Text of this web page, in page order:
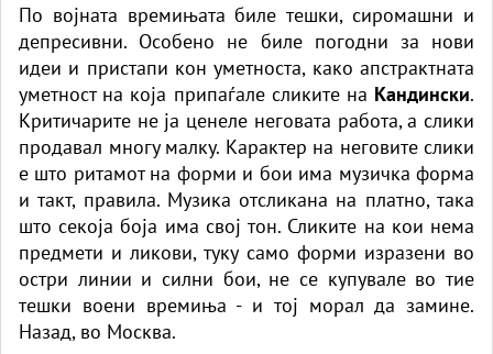
По војната времињата биле тешки, сиромашни и
депресивни. Особено не биле погодни за нови
идеи и пристапи кон уметноста, како апстрактната
уметност на која припаѓале сликите на Кандински.
Критичарите не ја ценеле неговата работа, а слики
продавал многу малку. Карактер на неговите слики
е што ритамот на форми и бои има музичка форма
и такт, правила. Музика отсликана на платно, така
што секоја боја има свој тон. Сликите на кои нема
предмети и ликови, туку само форми изразени во
остри линии и силни бои, не се купувале во тие
тешки воени времиња - и тој морал да замине.
Назад, во Москва.